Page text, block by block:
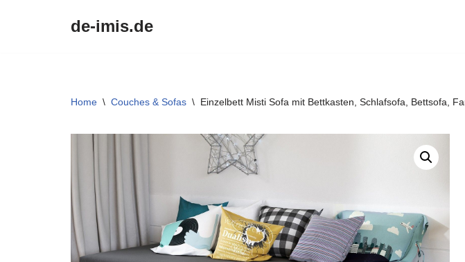
de-imis.de
Home \ Couches & Sofas \ Einzelbett Misti Sofa mit Bettkasten, Schlafsofa, Bettsofa,